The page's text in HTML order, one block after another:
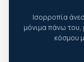
Ισορροπία
μόνιμα πάνω του,
κόσμου